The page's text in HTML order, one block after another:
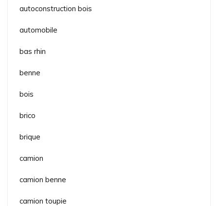
autoconstruction bois
automobile
bas rhin
benne
bois
brico
brique
camion
camion benne
camion toupie